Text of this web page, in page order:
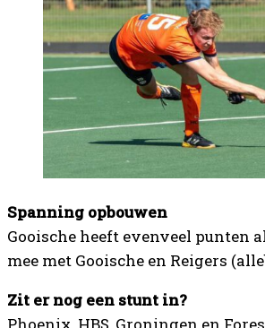
Spanning opbouwen
Gooische heeft evenveel punten
mee met Gooische en Reigers
Zit er nog een stunt in?